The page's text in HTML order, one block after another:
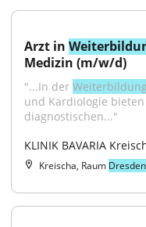
Arzt in
Medizin (m/w/d)
"...In der Weiterbildung
und Kardiologie
diagnostischen..."
KLINIK BAVARIA
Kreischa, Raum Dresden